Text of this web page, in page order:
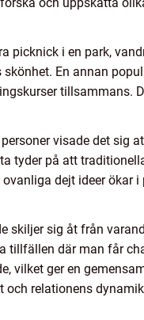
picknick i en park,
En annan
tillsammans.
visade det sig
tyder på att
dejt ideer ökar i
skiljer sig åt från
tillfällen där man får
vilket ger en
och relationens